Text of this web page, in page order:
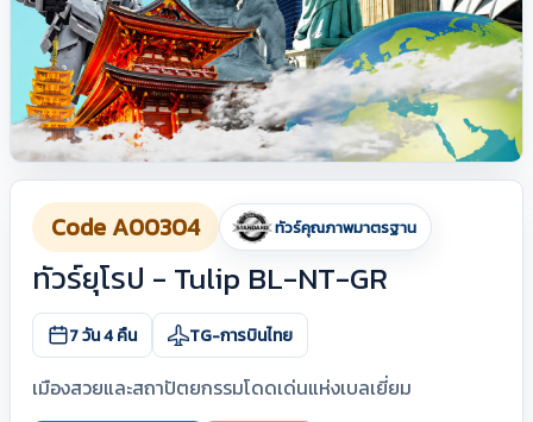
Code A00304 ทัวร์คุณภาพมาตรฐาน
ทัวร์ยุโรป - Tulip BL-NT-GR
7 วัน 4 คืน TG-การบินไทย
เมืองสวยและสถาปัตยกรรมโดดเด่นแห่งเบลเยี่ยม